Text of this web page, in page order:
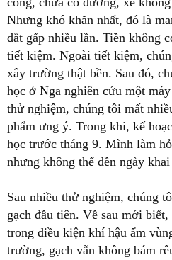
Nhưng khó khăn nhất, đó là
đắt gấp nhiều lần. Tiền không
tiết kiệm. Ngoài tiết kiệm,
xây trường thật bền. Sau đó,
học ở Nga nghiên cứu một
thử nghiệm, chúng tôi mất
phẩm ưng ý. Trong khi, kế
học trước tháng 9. Mình làm
nhưng không thể đền ngày
Sau nhiều thử nghiệm, chúng
gạch đầu tiên. Về sau mới
trong điều kiện khí hậu ẩm
trường, gạch vẫn không bám